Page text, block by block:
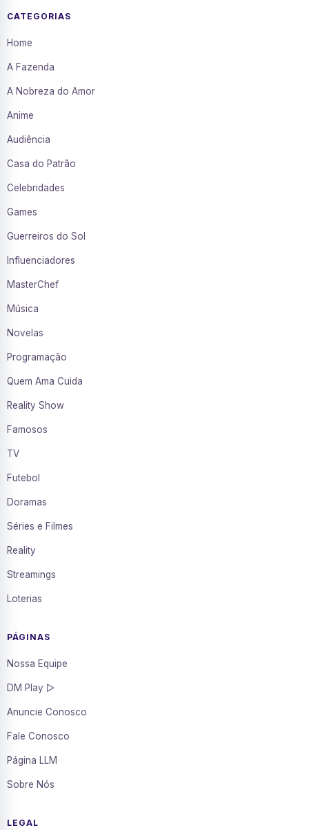
CATEGORIAS
Home
A Fazenda
A Nobreza do Amor
Anime
Audiência
Casa do Patrão
Celebridades
Games
Guerreiros do Sol
Influenciadores
MasterChef
Música
Novelas
Programação
Quem Ama Cuida
Reality Show
Famosos
TV
Futebol
Doramas
Séries e Filmes
Reality
Streamings
Loterias
PÁGINAS
Nossa Equipe
DM Play ▷
Anuncie Conosco
Fale Conosco
Página LLM
Sobre Nós
LEGAL